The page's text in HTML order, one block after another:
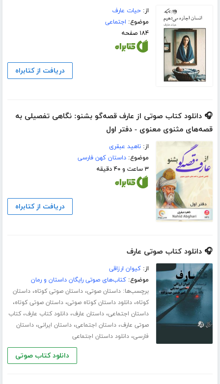
از:حیات عارف
موضوع: اجتماعی
۱۸۴ صفحه
دریافت از کتابراه
🎧 دانلود کتاب صوتی از عارف قصه‌گو بشنو: نگاهی تفصیلی به
قصه‌های مثنوی معنوی - دفتر اول
از:ناهید عبقری
موضوع:داستان کهن فارسی
۳ ساعت و ۴۰ دقیقه
دریافت از کتابراه
🎧 دانلود کتاب صوتی عارف
از:کیوان ارزاقی
موضوع:کتاب‌های صوتی رایگان داستان و رمان
برچسب‌ها:داستان صوتی،داستان صوتی کوتاه،داستان
کوتاه،دانلود داستان کوتاه صوتی،داستان صوتی کوتاه،
داستان اجتماعی،داستان عارف،دانلود کتاب عارف،کتاب
صوتی عارف،داستان اجتماعی،داستان ایرانی،داستان
فارسی،دانلود داستان اجتماعی
دانلود کتاب صوتی